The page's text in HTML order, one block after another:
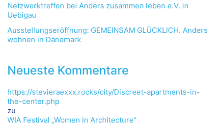
Netzwerktreffen bei Anders zusammen leben e.V. in
Uebigau
Ausstellungseröffnung: GEMEINSAM GLÜCKLICH. Anders
wohnen in Dänemark
Neueste Kommentare
https://stevieraexxx.rocks/city/Discreet-apartments-in-
the-center.php
zu
WIA Festival „Women in Architecture“